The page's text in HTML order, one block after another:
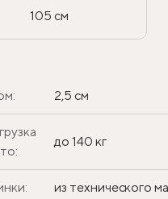
105 см
2,5 см
до 140 кг
из технического